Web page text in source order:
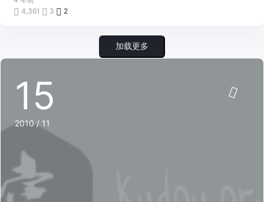
4,361
3 2
加载更多
15
2010 / 11